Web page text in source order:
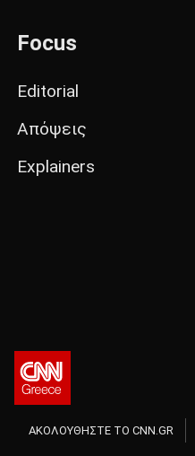
Focus
Editorial
Απόψεις
Explainers
ΑΚΟΛΟΥΘΗΣΤΕ ΤΟ CNN.GR